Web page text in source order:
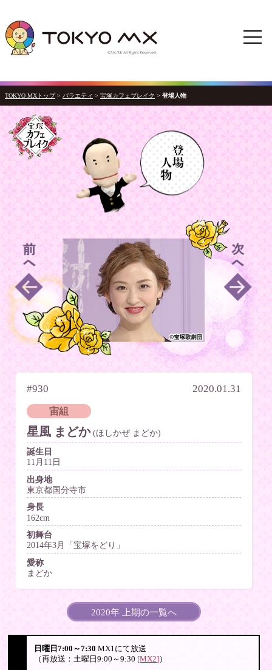
TOKYO MXトップ > バラエティ > 宝塚カフェブレイク > 登場人物
#930 2020.01.31
宙組
星風 まどか (ほしかぜ まどか)
誕生日
11月11日
出身地
東京都国分寺市
身長
162cm
初舞台
2014年3月「宝塚をどり」
愛称
まどか
2020年 上期の一覧へ
日曜日7:00～7:30 MX1にて放送
（再放送：土曜日9:00～9:30 [MX2]）